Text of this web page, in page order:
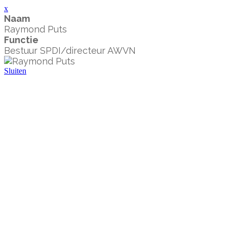
x
Naam
Raymond Puts
Functie
Bestuur SPDI/directeur AWVN
Sluiten